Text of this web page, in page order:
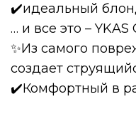
✔️идеальный
… и все это – YKAS
✨Из самого
создает
✔️Комфортный в